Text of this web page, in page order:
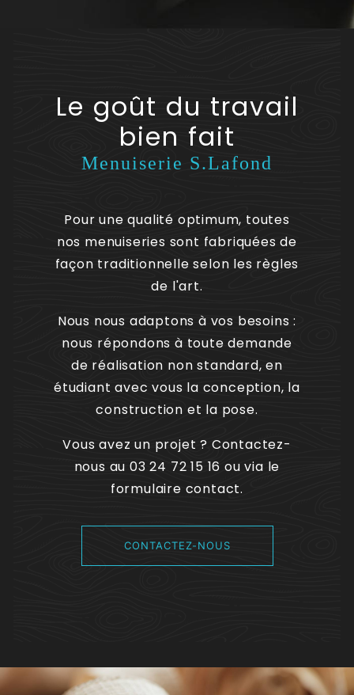
Le goût du travail
bien fait
Menuiserie S.Lafond
Pour une qualité optimum, toutes
nos menuiseries sont fabriquées de
façon traditionnelle selon les règles
de l'art.
Nous nous adaptons à vos besoins :
nous répondons à toute demande
de réalisation non standard, en
étudiant avec vous la conception, la
construction et la pose.
Vous avez un projet ? Contactez-
nous au 03 24 72 15 16 ou via le
formulaire contact.
CONTACTEZ-NOUS